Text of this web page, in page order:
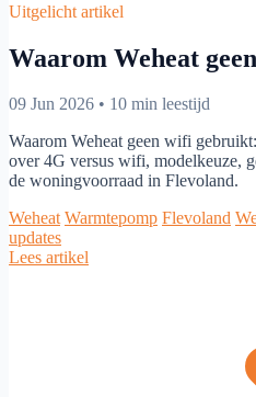
Uitgelicht artikel
Waarom Weheat
09 Jun 2026 • 10 min leestijd
Waarom Weheat geen wifi
over 4G versus wifi, modelkeuze,
de woningvoorraad in Flevoland.
Weheat Warmtepomp Flevoland
updates
Lees artikel